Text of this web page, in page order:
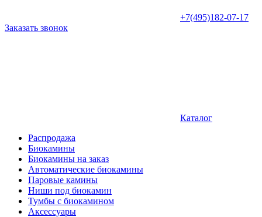
+7(495)182-07-17
Заказать звонок
Каталог
Распродажа
Биокамины
Биокамины на заказ
Автоматические биокамины
Паровые камины
Ниши под биокамин
Тумбы с биокамином
Аксессуары